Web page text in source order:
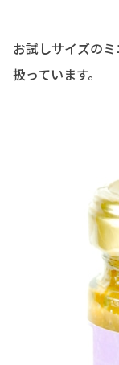
お試しサイズの
扱っています。